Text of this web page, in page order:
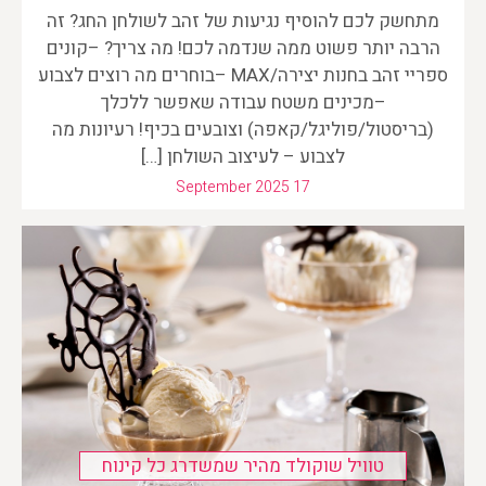
מתחשק לכם להוסיף נגיעות של זהב לשולחן החג? זה
הרבה יותר פשוט ממה שנדמה לכם! מה צריך? –קונים
ספריי זהב בחנות יצירה/MAX –בוחרים מה רוצים לצבוע
–מכינים משטח עבודה שאפשר ללכלך
(בריסטול/פוליגל/קאפה) וצובעים בכיף! רעיונות מה
לצבוע – לעיצוב השולחן […]
September 2025 17
טוויל שוקולד מהיר שמשדרג כל קינוח